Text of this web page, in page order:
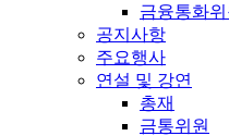
금융통화
공지사항
주요행사
연설 및 강연
총재
금통위원